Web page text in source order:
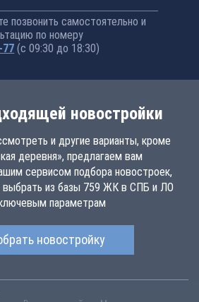
позвонить самостоятельно и
по номеру
77 (с 09:30 до 18:30)
новостройки
и другие варианты, кроме
деревня», предлагаем вам
сервисом подбора новостроек,
выбрать из базы 759 ЖК в СПБ и ЛО
параметрам
новостройку